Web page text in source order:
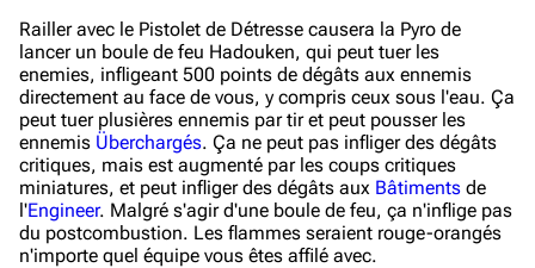
Railler avec le Pistolet de Détresse causera la Pyro de
lancer un boule de feu Hadouken, qui peut tuer les
enemies, infligeant 500 points de dégâts aux ennemis
directement au face de vous, y compris ceux sous l'eau. Ça
peut tuer plusières ennemis par tir et peut pousser les
ennemis Überchargés. Ça ne peut pas infliger des dégâts
critiques, mais est augmenté par les coups critiques
miniatures, et peut infliger des dégâts aux Bâtiments de
l'Engineer. Malgré s'agir d'une boule de feu, ça n'inflige pas
du postcombustion. Les flammes seraient rouge-orangés
n'importe quel équipe vous êtes affilé avec.